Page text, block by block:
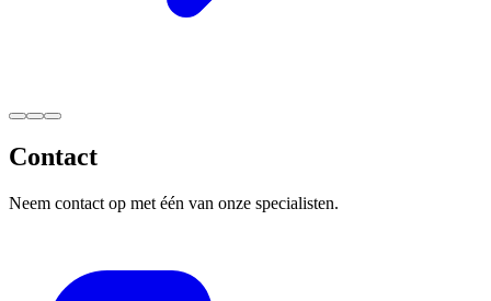
Contact
Neem contact op met één van onze specialisten.